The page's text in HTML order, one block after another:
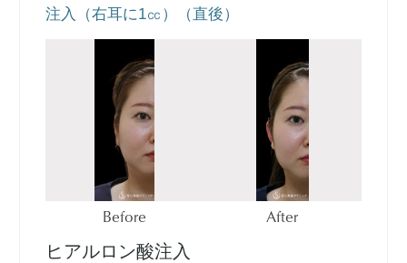
注入（右耳に1㏄）（直後）
Before After
ヒアルロン酸注入